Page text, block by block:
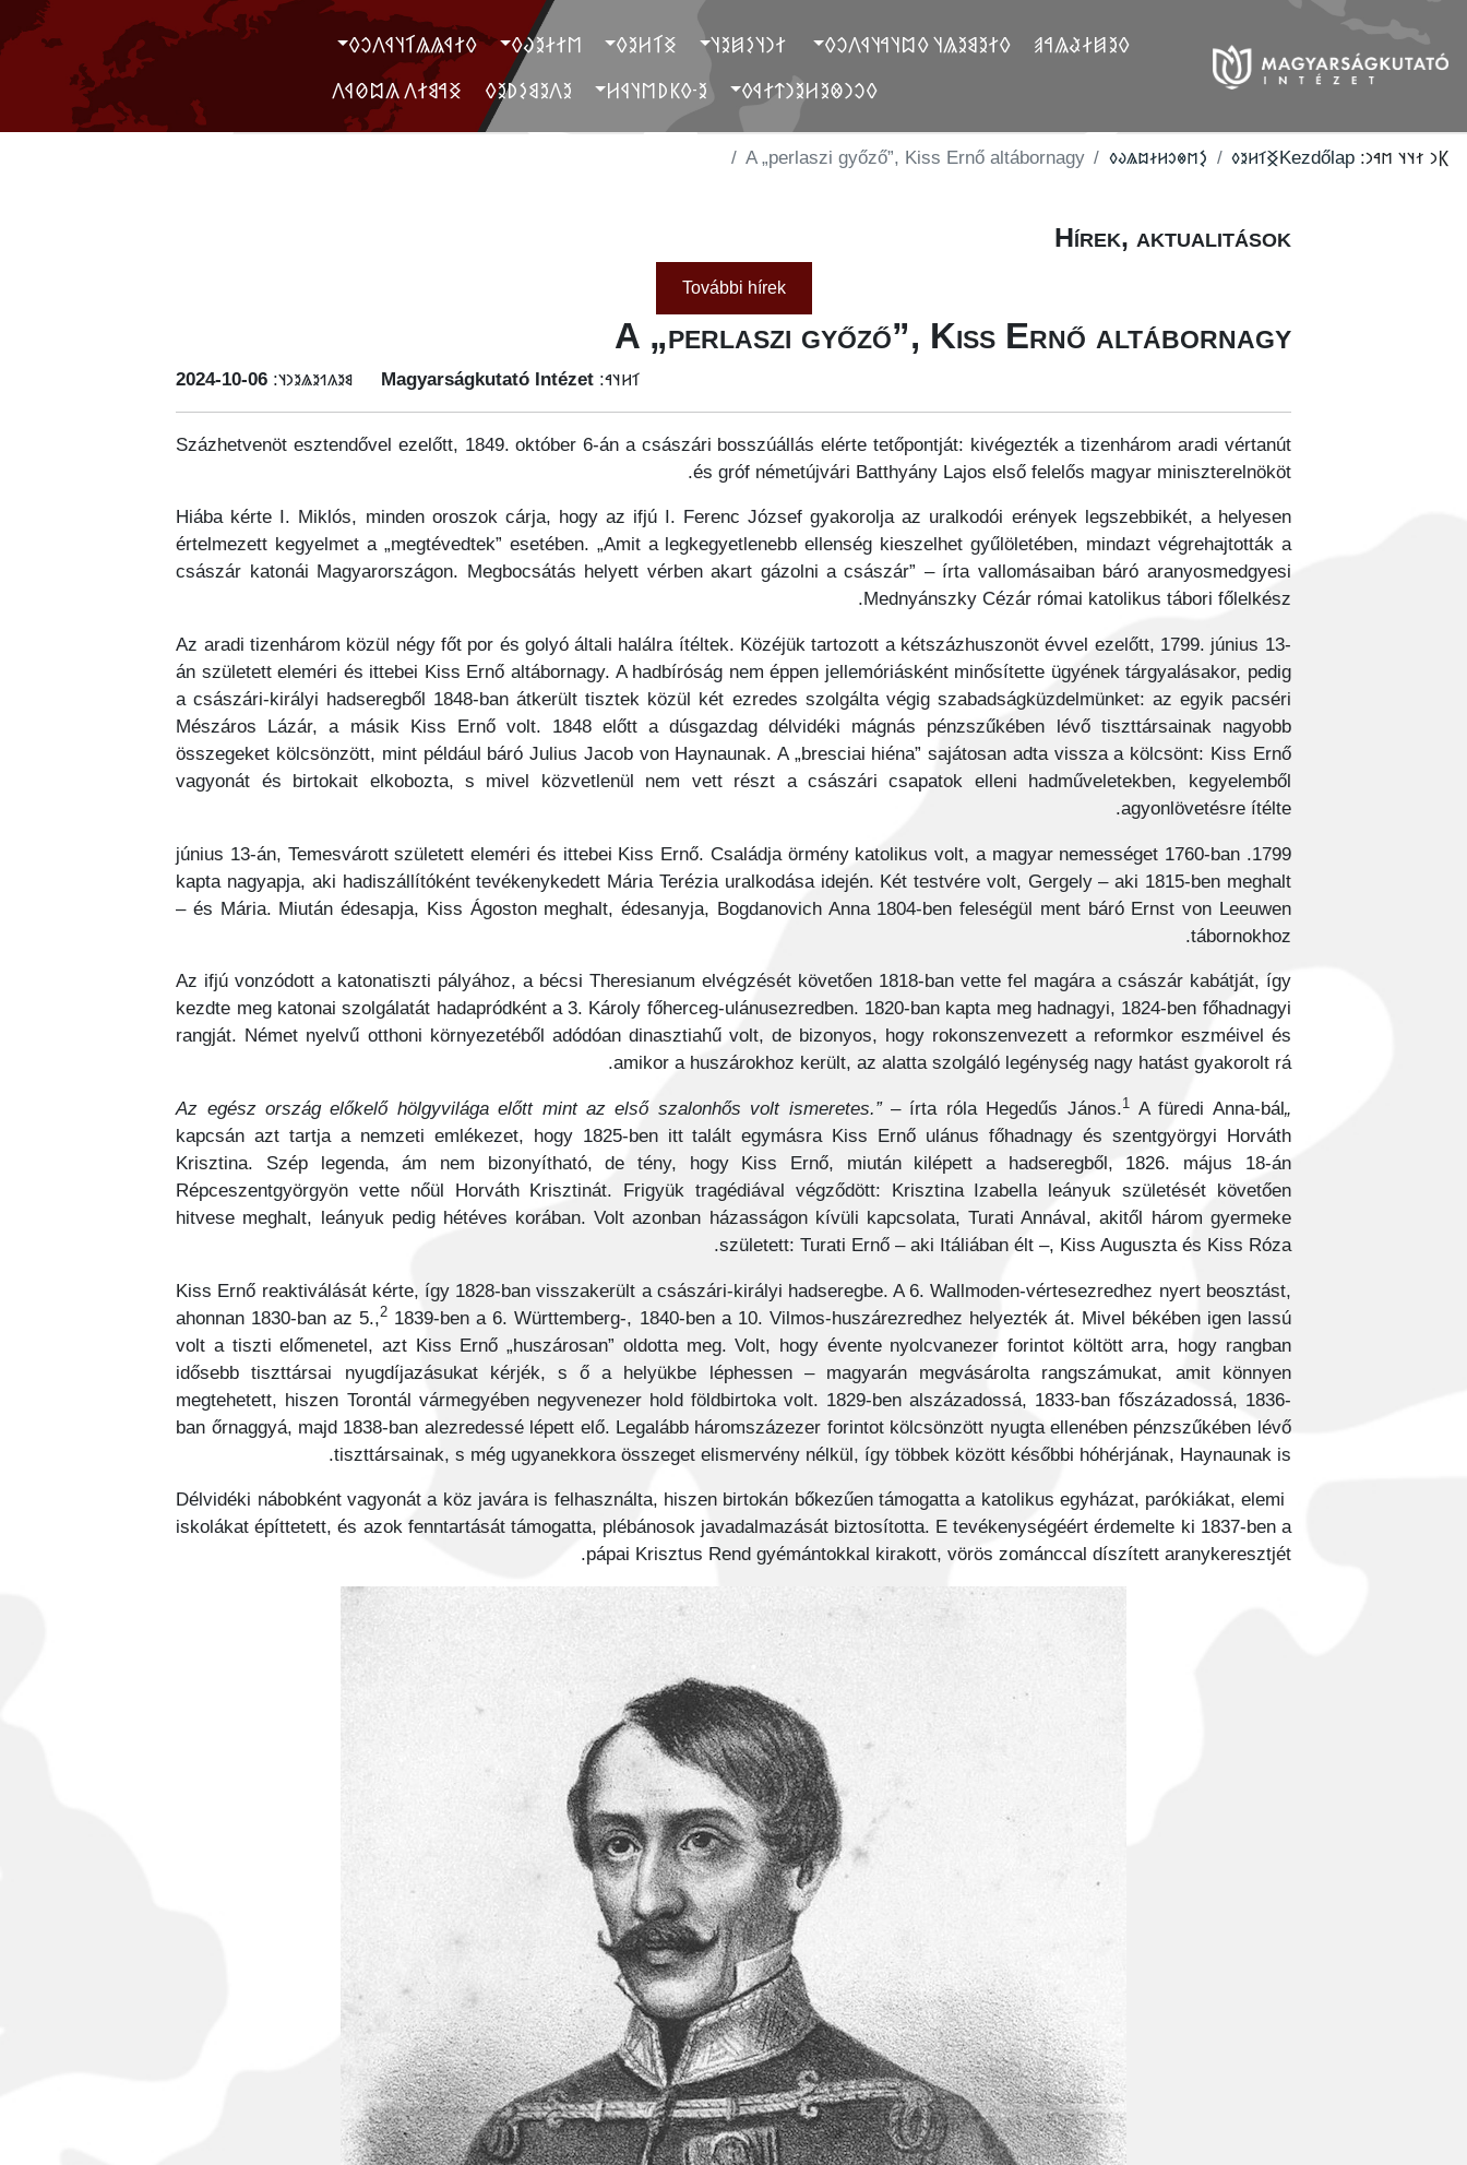
𐲓𐲉𐲯𐲇𐲟𐲖𐲀𐲠
‮ 𐲓𐲐𐲉𐲘𐲉𐲖𐲦 𐲓𐲪𐲦𐲀𐲦𐲁𐲤𐲛𐲓
‮ 𐲐𐲙𐲦𐲋𐲯𐲉𐲦
‮𐲏𐲑𐲢𐲉𐲓
‮𐲮𐲐𐲇𐲉𐲜𐲓
‮𐲓𐲐𐲁𐲖𐲖𐲑𐲦𐲁𐲤𐲛𐲓
‮𐲓𐲛𐲙𐲌𐲉𐲢𐲉𐲙𐲄𐲐𐲁𐲓
‮𐲉-𐲓𐲞𐲚𐲮𐲦𐲁𐲢
‮𐲉𐲤𐲉𐲘𐲋𐲚𐲉𐲓
‮ ‮𐲏𐲀𐲘𐲐𐲤 𐲍𐲪𐲗𐲁𐲤
𐲞𐳙 𐳐𐳦𐳦 𐳮𐳀𐳙:
Kezdőlap
‮𐲏𐳑𐳢𐳉𐳓
‮𐲋𐳮𐳌𐳛𐳢𐳇𐳪𐳖𐳜𐳓
A „perlaszi győző”, Kiss Ernő altábornagy
Hírek, aktualitások
További hírek
A „perlaszi győző”, Kiss Ernő altábornagy
𐳑𐳢𐳦𐳀:
Magyarságkutató Intézet
𐳘𐳉𐳍𐳒𐳉𐳖𐳉𐳙𐳦:
‭2024-10-06
Százhetvenöt esztendővel ezelőtt, 1849. október 6-án a császári bosszúállás elérte tetőpontját: kivégezték a tizenhárom aradi vértanút
és gróf németújvári Batthyány Lajos első felelős magyar miniszterelnököt.
Hiába kérte I. Miklós, minden oroszok cárja, hogy az ifjú I. Ferenc József gyakorolja az uralkodói erények legszebbikét, a helyesen
értelmezett kegyelmet a „megtévedtek” esetében. „Amit a legkegyetlenebb ellenség kieszelhet gyűlöletében, mindazt végrehajtották a
császár katonái Magyarországon. Megbocsátás helyett vérben akart gázolni a császár” – írta vallomásaiban báró aranyosmedgyesi
Mednyánszky Cézár római katolikus tábori főlelkész.
Az aradi tizenhárom közül négy főt por és golyó általi halálra ítéltek. Közéjük tartozott a kétszázhuszonöt évvel ezelőtt, 1799. június 13-
án született eleméri és ittebei Kiss Ernő altábornagy. A hadbíróság nem éppen jellemóriásként minősítette ügyének tárgyalásakor, pedig
a császári-királyi hadseregből 1848-ban átkerült tisztek közül két ezredes szolgálta végig szabadságküzdelmünket: az egyik pacséri
Mészáros Lázár, a másik Kiss Ernő volt. 1848 előtt a dúsgazdag délvidéki mágnás pénzszűkében lévő tiszttársainak nagyobb
összegeket kölcsönzött, mint például báró Julius Jacob von Haynaunak. A „bresciai hiéna” sajátosan adta vissza a kölcsönt: Kiss Ernő
vagyonát és birtokait elkobozta, s mivel közvetlenül nem vett részt a császári csapatok elleni hadműveletekben, kegyelemből
agyonlövetésre ítélte.
1799. június 13-án, Temesvárott született eleméri és ittebei Kiss Ernő. Családja örmény katolikus volt, a magyar nemességet 1760-ban
kapta nagyapja, aki hadiszállítóként tevékenykedett Mária Terézia uralkodása idején. Két testvére volt, Gergely – aki 1815-ben meghalt
– és Mária. Miután édesapja, Kiss Ágoston meghalt, édesanyja, Bogdanovich Anna 1804-ben feleségül ment báró Ernst von Leeuwen
tábornokhoz.
Az ifjú vonzódott a katonatiszti pályához, a bécsi Theresianum elvégzését követően 1818-ban vette fel magára a császár kabátját, így
kezdte meg katonai szolgálatát hadapródként a 3. Károly főherceg-ulánusezredben. 1820-ban kapta meg hadnagyi, 1824-ben főhadnagyi
rangját. Német nyelvű otthoni környezetéből adódóan dinasztiahű volt, de bizonyos, hogy rokonszenvezett a reformkor eszméivel és
amikor a huszárokhoz került, az alatta szolgáló legénység nagy hatást gyakorolt rá.
„Az egész ország előkelő hölgyvilága előtt mint az első szalonhős volt ismeretes.”
– írta róla Hegedűs János.1
A füredi Anna-bál
kapcsán azt tartja a nemzeti emlékezet, hogy 1825-ben itt talált egymásra Kiss Ernő ulánus főhadnagy és szentgyörgyi Horváth
Krisztina. Szép legenda, ám nem bizonyítható, de tény, hogy Kiss Ernő, miután kilépett a hadseregből, 1826. május 18-án
Répceszentgyörgyön vette nőül Horváth Krisztinát. Frigyük tragédiával végződött: Krisztina Izabella leányuk születését követően
hitvese meghalt, leányuk pedig hétéves korában. Volt azonban házasságon kívüli kapcsolata, Turati Annával, akitől három gyermeke
született: Turati Ernő – aki Itáliában élt –, Kiss Auguszta és Kiss Róza.
Kiss Ernő reaktiválását kérte, így 1828-ban visszakerült a császári-királyi hadseregbe. A 6. Wallmoden-vértesezredhez nyert beosztást,
ahonnan 1830-ban az 5.,2 1839-ben a 6. Württemberg-, 1840-ben a 10. Vilmos-huszárezredhez helyezték át. Mivel békében igen lassú
volt a tiszti előmenetel, azt Kiss Ernő „huszárosan” oldotta meg. Volt, hogy évente nyolcvanezer forintot költött arra, hogy rangban
idősebb tiszttársai nyugdíjazásukat kérjék, s ő a helyükbe léphessen – magyarán megvásárolta rangszámukat, amit könnyen
megtehetett, hiszen Torontál vármegyében negyvenezer hold földbirtoka volt. 1829-ben alszázadossá, 1833-ban főszázadossá, 1836-
ban őrnaggyá, majd 1838-ban alezredessé lépett elő. Legalább háromszázezer forintot kölcsönzött nyugta ellenében pénzszűkében lévő
tiszttársainak, s még ugyanekkora összeget elismervény nélkül, így többek között későbbi hóhérjának, Haynaunak is.
Délvidéki nábobként vagyonát a köz javára is felhasználta, hiszen birtokán bőkezűen támogatta a katolikus egyházat, parókiákat, elemi
iskolákat építtetett, és azok fenntartását támogatta, plébánosok javadalmazását biztosította. E tevékenységéért érdemelte ki 1837-ben a
pápai Krisztus Rend gyémántokkal kirakott, vörös zománccal díszített aranykeresztjét.